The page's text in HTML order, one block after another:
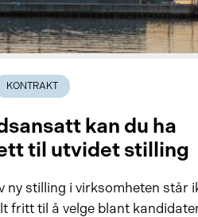
KONTRAKT
kan du ha
til utvidet stilling
ny stilling i virksomheten står
fritt til å velge blant